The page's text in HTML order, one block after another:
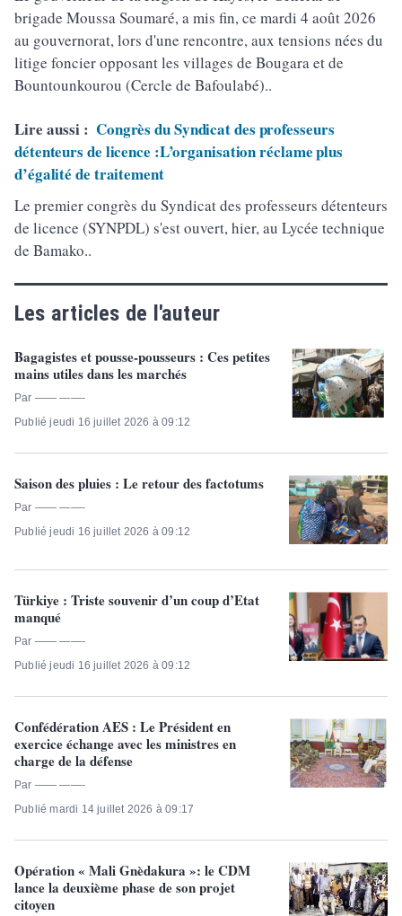
brigade Moussa Soumaré, a mis fin, ce mardi 4 août 2026
au gouvernorat, lors d'une rencontre, aux tensions nées du
litige foncier opposant les villages de Bougara et de
Bountounkourou (Cercle de Bafoulabé)..
Lire aussi : Congrès du Syndicat des professeurs
détenteurs de licence :L’organisation réclame plus
d’égalité de traitement
Le premier congrès du Syndicat des professeurs détenteurs
de licence (SYNPDL) s'est ouvert, hier, au Lycée technique
de Bamako..
Les articles de l'auteur
Bagagistes et pousse-pousseurs : Ces petites
mains utiles dans les marchés
Par —— ——-
Publié jeudi 16 juillet 2026 à 09:12
Saison des pluies : Le retour des factotums
Par —— ——-
Publié jeudi 16 juillet 2026 à 09:12
Türkiye : Triste souvenir d’un coup d’Etat
manqué
Par —— ——-
Publié jeudi 16 juillet 2026 à 09:12
Confédération AES : Le Président en
exercice échange avec les ministres en
charge de la défense
Par —— ——-
Publié mardi 14 juillet 2026 à 09:17
Opération « Mali Gnèdakura »: le CDM
lance la deuxième phase de son projet
citoyen